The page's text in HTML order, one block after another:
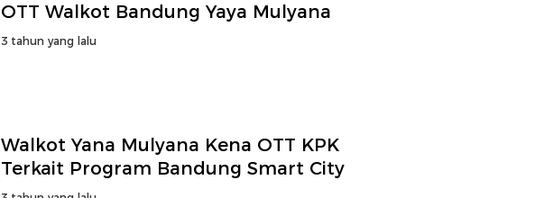
OTT Walkot Bandung Yaya Mulyana
3 tahun yang lalu
Walkot Yana Mulyana Kena OTT KPK
Terkait Program Bandung Smart City